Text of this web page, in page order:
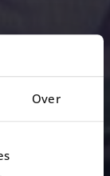
Over
bij ome